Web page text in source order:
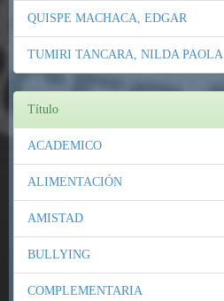
QUISPE MACHACA, EDGAR
TUMIRI TANCARA, NILDA PAOLA
Título
ACADEMICO
ALIMENTACIÓN
AMISTAD
BULLYING
COMPLEMENTARIA